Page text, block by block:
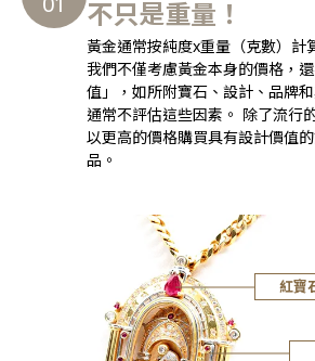
不只是重量！
黃金通常按純度x重量（克數）計
我們不僅考慮黃金本身的價格，
值」，如所附寶石、設計、品牌
通常不評估這些因素。 除了流行
以更高的價格購買具有設計價值
品。
紅寶